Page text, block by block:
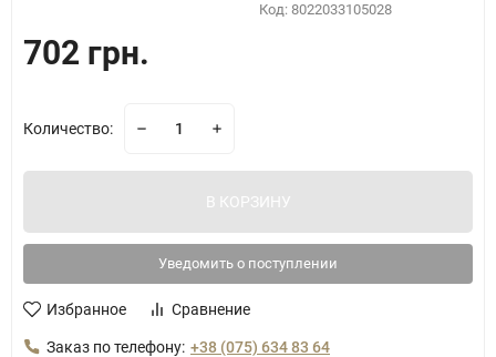
Код: 8022033105028
702 грн.
Количество:
В КОРЗИНУ
Уведомить о поступлении
Избранное Сравнение
Заказ по телефону: +38 (075) 634 83 64